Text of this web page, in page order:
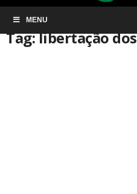
MENU
Início Tags
Tag: libertação